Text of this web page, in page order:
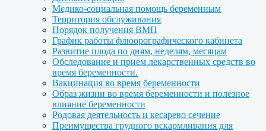
Медико-социальная помощь беременным
Территория обслуживания
Порядок получения ВМП
График работы флюорографического кабинета
Развитие плода по дням, неделям, месяцам
Обследование и прием лекарственных средств во
время беременности.
Вакцинация во время беременности
Образ жизни во время беременности и полезное
влияние беременности
Родовая деятельность и кесарево сечение
Преимущества грудного вскармливания для